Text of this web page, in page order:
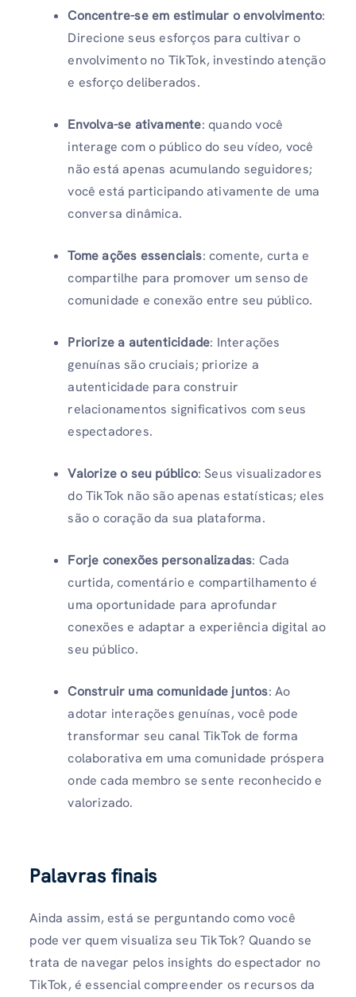
Concentre-se em estimular o envolvimento:
Direcione seus esforços para cultivar o
envolvimento no TikTok, investindo atenção
e esforço deliberados.
Envolva-se ativamente: quando você
interage com o público do seu vídeo, você
não está apenas acumulando seguidores;
você está participando ativamente de uma
conversa dinâmica.
Tome ações essenciais: comente, curta e
compartilhe para promover um senso de
comunidade e conexão entre seu público.
Priorize a autenticidade: Interações
genuínas são cruciais; priorize a
autenticidade para construir
relacionamentos significativos com seus
espectadores.
Valorize o seu público: Seus visualizadores
do TikTok não são apenas estatísticas; eles
são o coração da sua plataforma.
Forje conexões personalizadas: Cada
curtida, comentário e compartilhamento é
uma oportunidade para aprofundar
conexões e adaptar a experiência digital ao
seu público.
Construir uma comunidade juntos: Ao
adotar interações genuínas, você pode
transformar seu canal TikTok de forma
colaborativa em uma comunidade próspera
onde cada membro se sente reconhecido e
valorizado.
Palavras finais
Ainda assim, está se perguntando como você
pode ver quem visualiza seu TikTok? Quando se
trata de navegar pelos insights do espectador no
TikTok, é essencial compreender os recursos da